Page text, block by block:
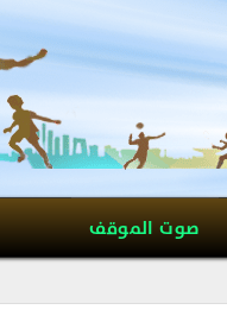
صوت الموقف